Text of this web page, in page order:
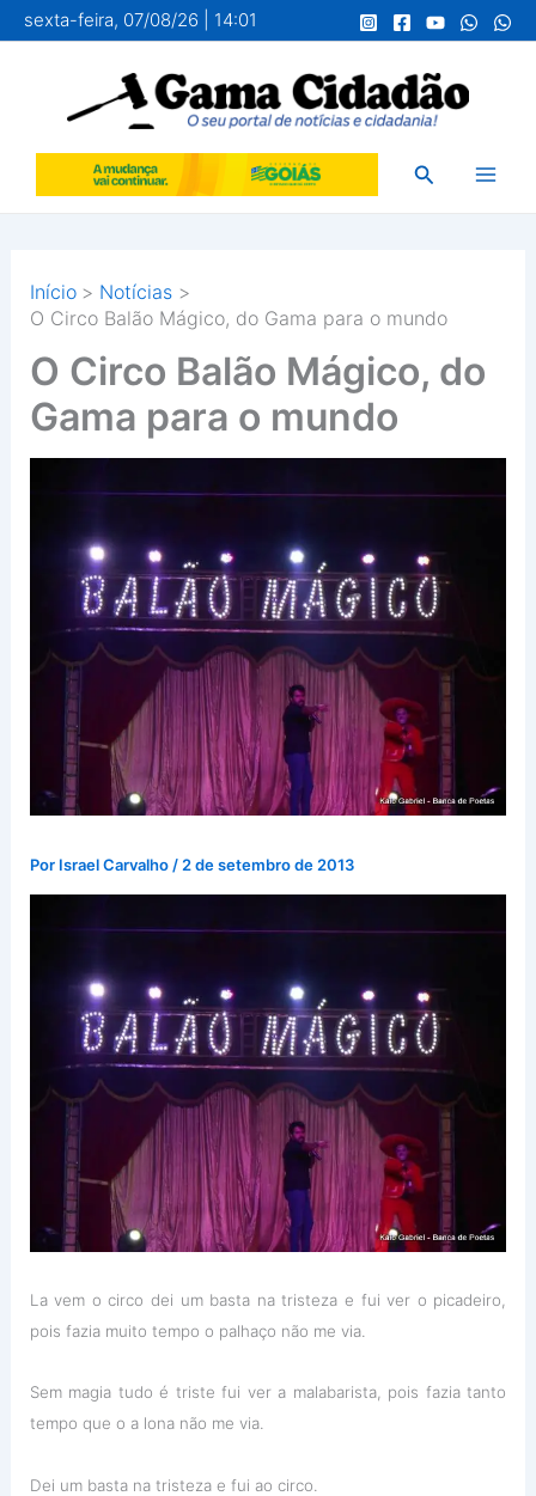
para
conteúdo
sexta-feira, 07/08/26 | 14:01
Pesquisar
Início
Notícias
O Circo Balão Mágico, do Gama para o mundo
O Circo Balão Mágico, do
Gama para o mundo
Por Israel Carvalho / 2 de setembro de 2013
La vem o circo dei um basta na tristeza e fui ver o picadeiro,
pois fazia muito tempo o palhaço não me via.
Sem magia tudo é triste fui ver a malabarista, pois fazia tanto
tempo que o a lona não me via.
Dei um basta na tristeza e fui ao circo.